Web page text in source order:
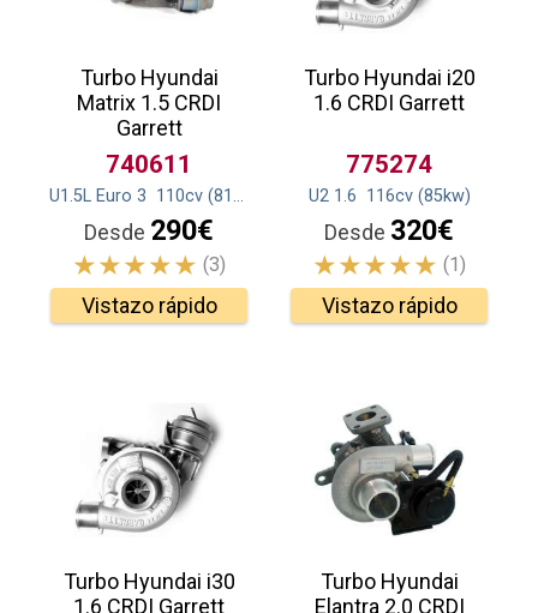
Turbo Hyundai
Matrix 1.5 CRDI
Garrett
740611
U1.5L Euro 3 110cv (81 kw
Desde 290€
(3)
Vistazo rápido
Turbo Hyundai i20
1.6 CRDI Garrett
775274
U2 1.6 116cv (85kw)
Desde 320€
(1)
Vistazo rápido
Turbo Hyundai i30
1.6 CRDI Garrett
Turbo Hyundai
Elantra 2.0 CRDI